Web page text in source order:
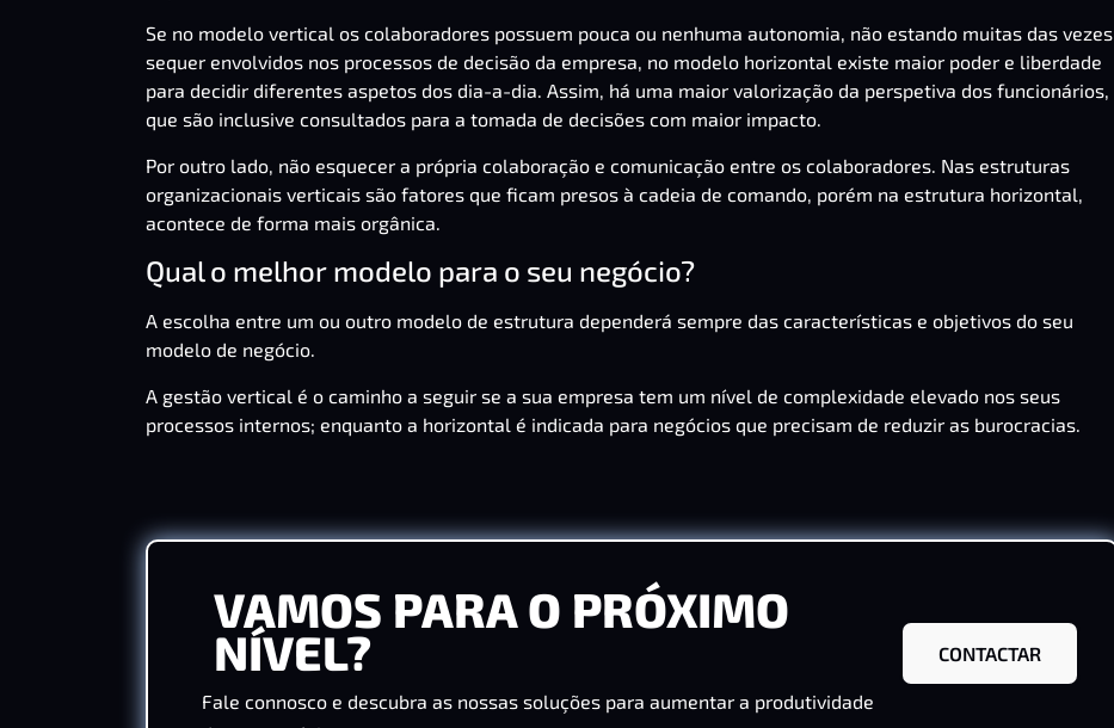
Se no modelo vertical os colaboradores possuem pouca ou nenhuma autonomia, não estando muitas das vezes
sequer envolvidos nos processos de decisão da empresa, no modelo horizontal existe maior poder e liberdade
para decidir diferentes aspetos dos dia-a-dia. Assim, há uma maior valorização da perspetiva dos funcionários,
que são inclusive consultados para a tomada de decisões com maior impacto.
Por outro lado, não esquecer a própria colaboração e comunicação entre os colaboradores. Nas estruturas
organizacionais verticais são fatores que ficam presos à cadeia de comando, porém na estrutura horizontal,
acontece de forma mais orgânica.
Qual o melhor modelo para o seu negócio?
A escolha entre um ou outro modelo de estrutura dependerá sempre das características e objetivos do seu
modelo de negócio.
A gestão vertical é o caminho a seguir se a sua empresa tem um nível de complexidade elevado nos seus
processos internos; enquanto a horizontal é indicada para negócios que precisam de reduzir as burocracias.
VAMOS PARA O PRÓXIMO
NÍVEL?
Fale connosco e descubra as nossas soluções para aumentar a produtividade
CONTACTAR